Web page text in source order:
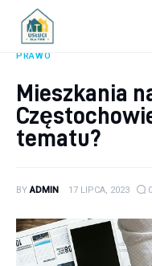
Prowadzenie
Urządzanie
Atrakcje
PRAWO
Mieszkania
tematu?
BY ADMIN 17 LIPCA, 2023 0